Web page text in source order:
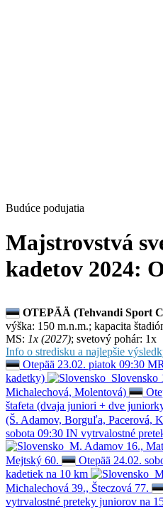
Budúce podujatia
Majstrovstvá
kadetov 2024:
OTEPÄÄ (Tehvandi Sport
výška: 150 m.n.m.; kapacita
MS: 1x (2027); svetový pohár: 1x
Info o stredisku a najlepšie
Otepää 23.02. piatok 09:30 MR
kadetky)
Slovensko
Michalechová, Molentová)
štafeta (dvaja juniori + dve
(Š. Adamov, Borguľa, Pacerová,
sobota 09:30 IN vytrvalostné
M. Adamov 16.,
Mejtský 60.
Otepää 24.02.
kadetiek na 10 km
Michalechová 39., Šteczová 77.
vytrvalostné preteky juniorov na